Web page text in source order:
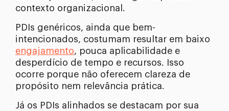
contexto organizacional.
PDIs genéricos, ainda que bem-
intencionados, costumam resultar em baixo
engajamento, pouca aplicabilidade e
desperdício de tempo e recursos. Isso
ocorre porque não oferecem clareza de
propósito nem relevância prática.
Já os PDIs alinhados se destacam por sua